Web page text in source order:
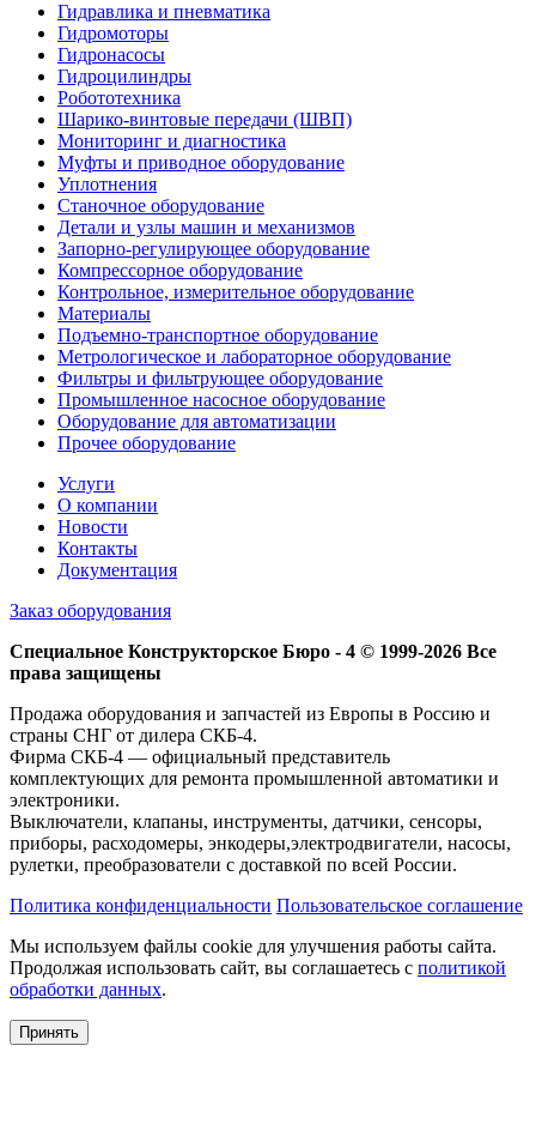
Гидравлика и пневматика
Гидромоторы
Гидронасосы
Гидроцилиндры
Робототехника
Шарико-винтовые передачи (ШВП)
Мониторинг и диагностика
Муфты и приводное оборудование
Уплотнения
Станочное оборудование
Детали и узлы машин и механизмов
Запорно-регулирующее оборудование
Компрессорное оборудование
Контрольное, измерительное оборудование
Материалы
Подъемно-транспортное оборудование
Метрологическое и лабораторное оборудование
Фильтры и фильтрующее оборудование
Промышленное насосное оборудование
Оборудование для автоматизации
Прочее оборудование
Услуги
О компании
Новости
Контакты
Документация
Заказ оборудования
Специальное Конструкторское Бюро - 4 © 1999-2026 Все
права защищены
Продажа оборудования и запчастей из Европы в Россию и
страны СНГ от дилера СКБ-4.
Фирма СКБ-4 — официальный представитель
комплектующих для ремонта промышленной автоматики и
электроники.
Выключатели, клапаны, инструменты, датчики, сенсоры,
приборы, расходомеры, энкодеры,электродвигатели, насосы,
рулетки, преобразователи с доставкой по всей России.
Политика конфиденциальности Пользовательское соглашение
Мы используем файлы cookie для улучшения работы сайта.
Продолжая использовать сайт, вы соглашаетесь с политикой
обработки данных.
Принять